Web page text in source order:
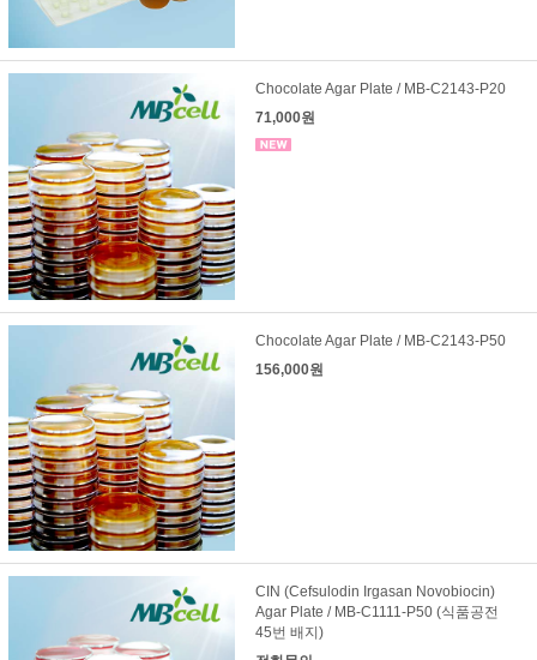
Chocolate Agar Plate / MB-C2143-P20
71,000원
Chocolate Agar Plate / MB-C2143-P50
156,000원
CIN (Cefsulodin Irgasan Novobiocin)
Agar Plate / MB-C1111-P50 (식품공전
45번 배지)